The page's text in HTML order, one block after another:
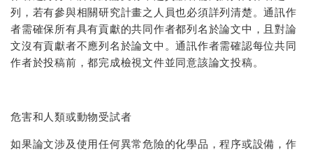
列，若有參與相關研究計畫之人員也必須詳列清楚。通訊作
者需確保所有具有貢獻的共同作者都列名於論文中，且對論
文沒有貢獻者不應列名於論文中。通訊作者需確認每位共同
作者於投稿前，都完成檢視文件並同意該論文投稿。
危害和人類或動物受試者
如果論文涉及使用任何異常危險的化學品，程序或設備，作